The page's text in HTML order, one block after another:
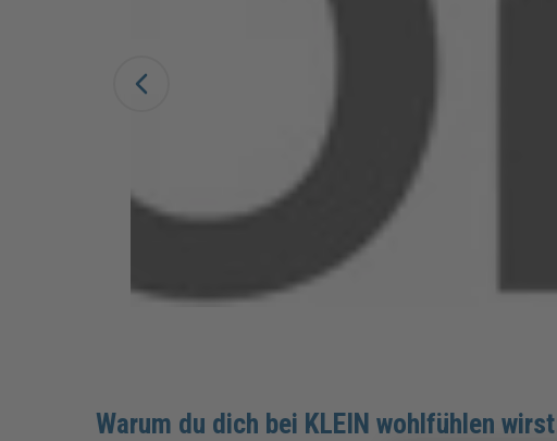
Warum du dich bei KLEIN wohlfühlen